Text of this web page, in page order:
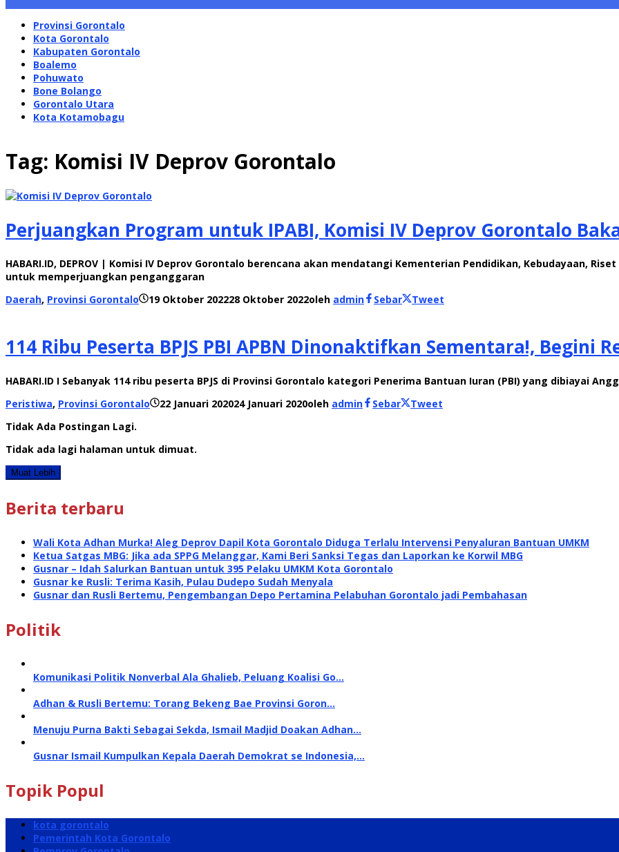
Provinsi Gorontalo
Kota Gorontalo
Kabupaten Gorontalo
Boalemo
Pohuwato
Bone Bolango
Gorontalo Utara
Kota Kotamobagu
Tag: Komisi IV Deprov Gorontalo
Perjuangkan Program untuk IPABI, Komisi IV Deprov Gorontalo
HABARI.ID, DEPROV | Komisi IV Deprov Gorontalo berencana akan mendatangi Kementerian Pendidikan, Kebudayaan,
untuk memperjuangkan penganggaran
Daerah, Provinsi Gorontalo 19 Oktober 202228 Oktober 2022oleh admin Sebar Tweet
114 Ribu Peserta BPJS PBI APBN Dinonaktifkan Sementara!, Begini
HABARI.ID I Sebanyak 114 ribu peserta BPJS di Provinsi Gorontalo kategori Penerima Bantuan Iuran (PBI) yang dibiayai
Peristiwa, Provinsi Gorontalo 22 Januari 202024 Januari 2020oleh admin Sebar
Tweet
Tidak Ada Postingan Lagi.
Tidak ada lagi halaman untuk dimuat.
Muat Lebih
Berita terbaru
Wali Kota Adhan Murka! Aleg Deprov Dapil Kota Gorontalo Diduga Terlalu Intervensi Penyaluran Bantuan UMKM
Ketua Satgas MBG: Jika ada SPPG Melanggar, Kami Beri Sanksi Tegas dan Laporkan ke Korwil MBG
Gusnar – Idah Salurkan Bantuan untuk 395 Pelaku UMKM Kota Gorontalo
Gusnar ke Rusli: Terima Kasih, Pulau Dudepo Sudah Menyala
Gusnar dan Rusli Bertemu, Pengembangan Depo Pertamina Pelabuhan Gorontalo jadi Pembahasan
Politik
Komunikasi Politik Nonverbal Ala Ghalieb, Peluang Koalisi Go…
Adhan & Rusli Bertemu: Torang Bekeng Bae Provinsi Goron…
Menuju Purna Bakti Sebagai Sekda, Ismail Madjid Doakan Adhan…
Gusnar Ismail Kumpulkan Kepala Daerah Demokrat se Indonesia,…
Topik Popul
kota gorontalo
Pemerintah Kota Gorontalo